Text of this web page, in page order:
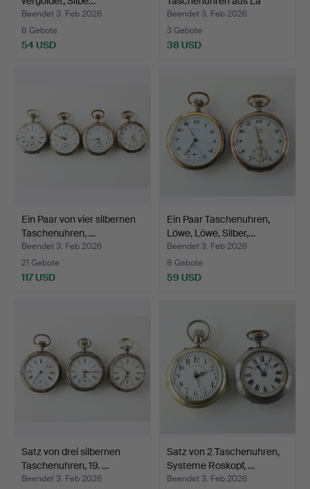
Beendet 3. Feb 2026
8 Gebote
54 USD
Roch…
Beendet 3. Feb 2026
3 Gebote
38 USD
Ein Paar von vier silbernen
Taschenuhren, …
Beendet 3. Feb 2026
21 Gebote
117 USD
Ein Paar Taschenuhren,
Löwe, Löwe, Silber,…
Beendet 3. Feb 2026
8 Gebote
59 USD
Satz von drei silbernen
Taschenuhren, 19. …
Beendet 3. Feb 2026
Satz von 2 Taschenuhren,
Systeme Roskopf, …
Beendet 3. Feb 2026